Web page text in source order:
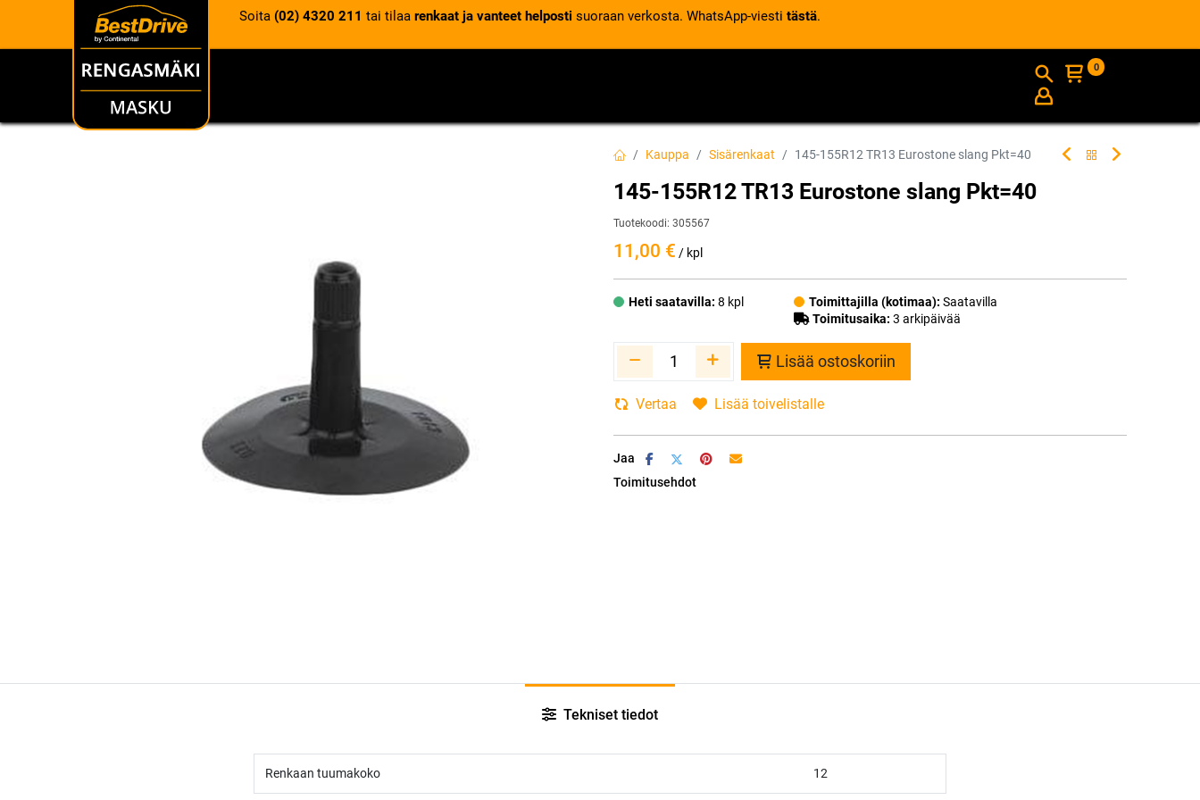
Soita (02) 4320 211 tai tilaa renkaat ja vanteet helposti suoraan verkosta. WhatsApp-viesti tästä.
RENKAAT INFO
0
Kauppa Sisärenkaat 145-155R12 TR13 Eurostone slang Pkt=40
145-155R12 TR13 Eurostone slang Pkt=40
Tuotekoodi: 305567
11,00 € / kpl
Heti saatavilla: 8 kpl Toimittajilla (kotimaa): Saatavilla
Toimitusaika: 3 arkipäivää
Lisää ostoskoriin
Vertaa Lisää toivelistalle
Jaa
Toimitusehdot
Tekniset tiedot
Renkaan tuumakoko 12